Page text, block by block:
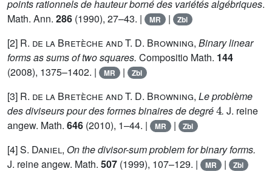
points rationnels de hauteur borné des variétés algébriques.
Math. Ann. 286 (1990), 27–43. | MR | Zbl
[2] R. de la Bretèche and T. D. Browning, Binary linear
forms as sums of two squares. Compositio Math. 144
(2008), 1375–1402. |
MR | Zbl
[3] R. de la Bretèche and T. D. Browning, Le problème
des diviseurs pour des formes binaires de degré
4
. J. reine
angew. Math. 646 (2010), 1–44. | MR | Zbl
[4]S. Daniel, On the divisor-sum problem for binary forms.
J. reine angew. Math. 507 (1999), 107–129. | MR | Zbl